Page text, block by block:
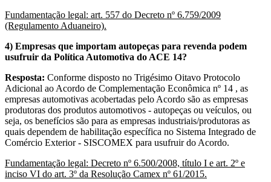
Fundamentação legal: art. 557 do Decreto nº 6.759/2009
(Regulamento Aduaneiro).
4) Empresas que importam autopeças para revenda podem
usufruir da Política Automotiva do ACE 14?
Resposta: Conforme disposto no Trigésimo Oitavo Protocolo
Adicional ao Acordo de Complementação Econômica nº 14 , as
empresas automotivas acobertadas pelo Acordo são as empresas
produtoras dos produtos automotivos - autopeças ou veículos, ou
seja, os benefícios são para as empresas industriais/produtoras as
quais dependem de habilitação específica no Sistema Integrado de
Comércio Exterior - SISCOMEX para usufruir do Acordo.
Fundamentação legal: Decreto nº 6.500/2008, título I e art. 2º e
inciso VI do art. 3º da Resolução Camex nº 61/2015.